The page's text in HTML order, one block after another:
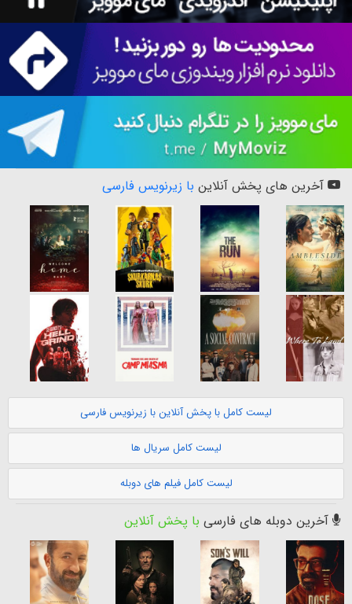
آخرین های پخش آنلاین با زیرنویس فارسی
لیست کامل با پخش آنلاین با زیرنویس فارسی
لیست کامل سریال ها
لیست کامل فیلم های دوبله
آخرین دوبله های فارسی با پخش آنلاین